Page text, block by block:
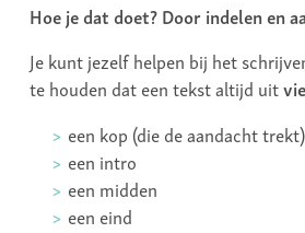
Hoe je dat doet? Door indelen en
Je kunt jezelf helpen bij het
te houden dat een tekst altijd uit
een kop (die de aandacht trekt)
een intro
een midden
een eind